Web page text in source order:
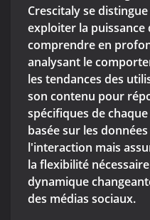
Crescitaly se
exploiter la puissance
comprendre en
analysant le
les tendances des
son contenu pour
spécifiques de
basée sur les
l'interaction mais
la flexibilité
dynamique
des médias sociaux.